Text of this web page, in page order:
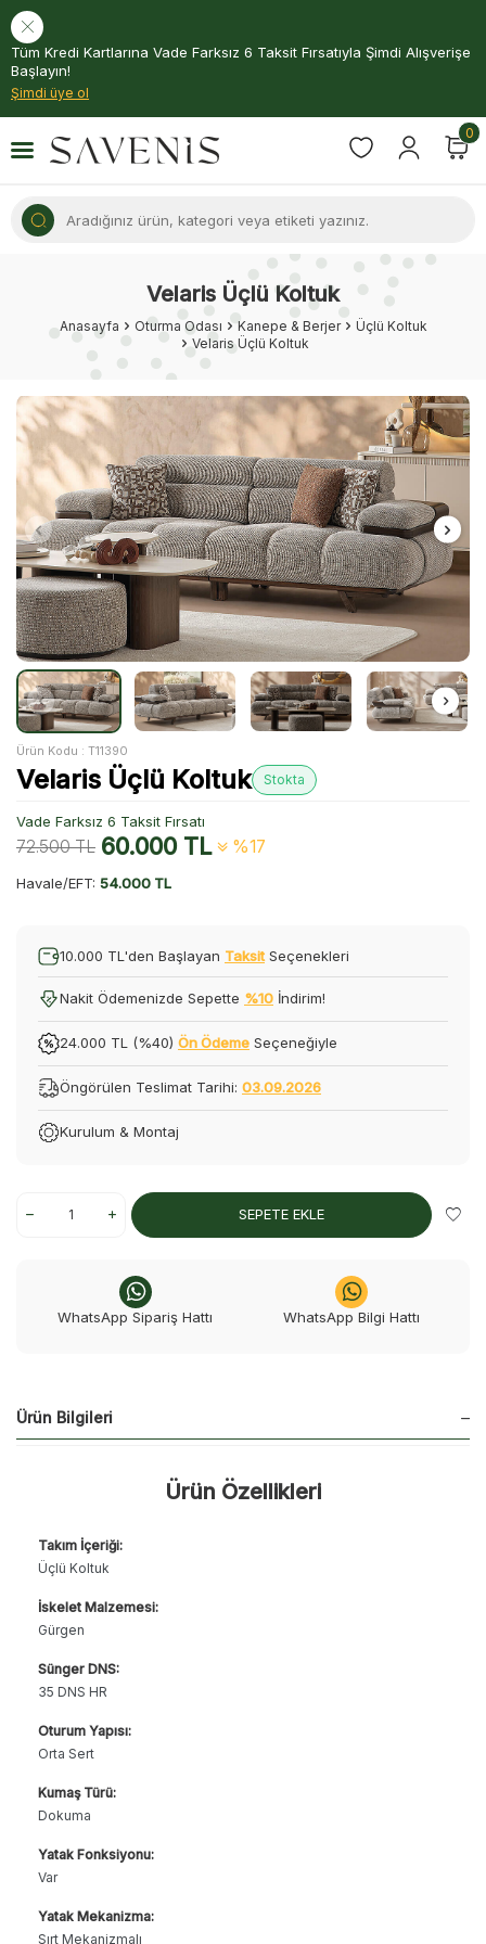
Tüm Kredi Kartlarına Vade Farksız 6 Taksit Fırsatıyla Şimdi Alışverişe
Başlayın!
Şimdi üye ol
0
Velaris Üçlü Koltuk
Anasayfa Oturma Odası Kanepe & Berjer
Üçlü Koltuk
Velaris Üçlü Koltuk
Ürün Kodu : T11390
Velaris Üçlü Koltuk Stokta
Vade Farksız 6 Taksit Fırsatı
72.500TL 60.000TL %17
Havale/EFT: 54.000 TL
10.000 TL'den Başlayan Taksit Seçenekleri
Nakit Ödemenizde Sepette %10 İndirim!
24.000 TL (%40) Ön Ödeme Seçeneğiyle
Öngörülen Teslimat Tarihi: 03.09.2026
Kurulum & Montaj
SEPETE EKLE
WhatsApp Sipariş Hattı WhatsApp Bilgi Hattı
Ürün Bilgileri
Ürün Özellikleri
Takım İçeriği:
Üçlü Koltuk
İskelet Malzemesi:
Gürgen
Sünger DNS:
35 DNS HR
Oturum Yapısı:
Orta Sert
Kumaş Türü:
Dokuma
Yatak Fonksiyonu:
Var
Yatak Mekanizma:
Sırt Mekanizmalı